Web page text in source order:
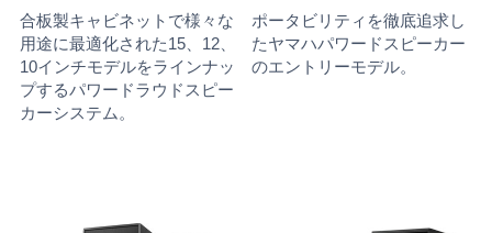
合板製キャビネットで様々な
用途に最適化された15、12、
10インチモデルをラインナッ
プするパワードラウドスピー
カーシステム。
ポータビリティを徹底追求し
たヤマハパワードスピーカー
のエントリーモデル。